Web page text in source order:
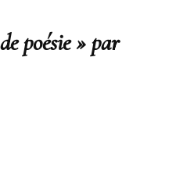
poésie » par